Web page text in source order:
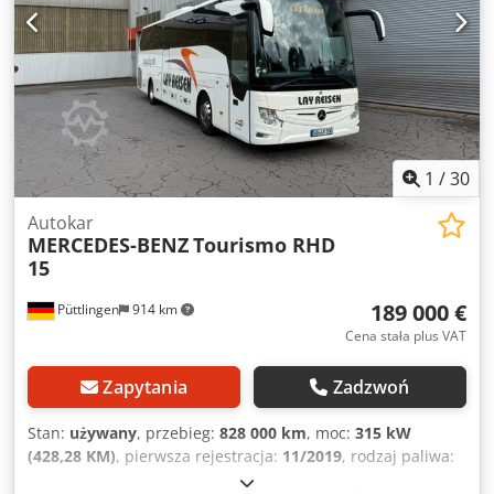
pomocniczy (PTO), blokada mechanizmu różnicowego,
norma emisji Euro 3, manualna skrzynia biegów,
zawieszenie resorowo-pneumatyczne, elektryczne szyby.
Crjdpfx Agevxng De Tsf
1 /30
Püttlingen 914 km
Autokar
MERCEDES-BENZTourismo RHD
15
189 000 €
Cena stała plus VAT
Zapytania Zadzwoń
Stan: używany, przebieg: 828 000 km, moc: 315 kW
(428,28 KM), pierwsza rejestracja: 11/2019, rodzaj paliwa:
, typ przekładni: